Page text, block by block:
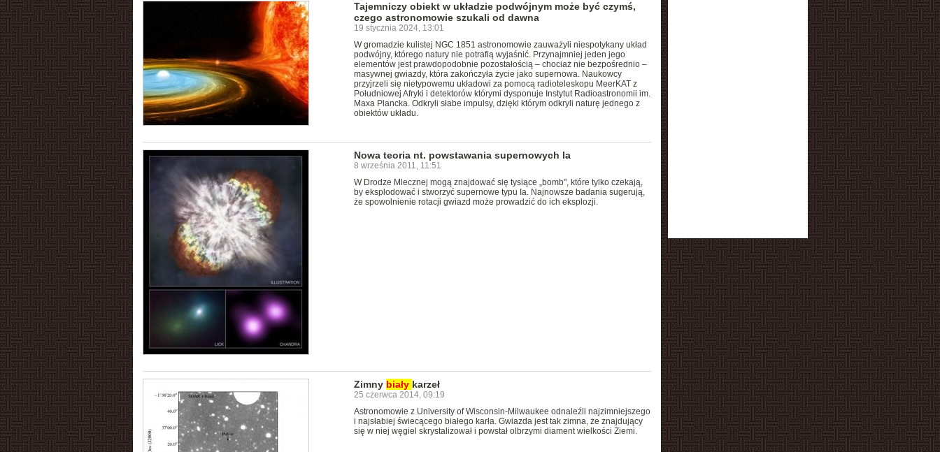
Tajemniczy obiekt w układzie podwójnym może być czymś,
czego astronomowie szukali od dawna
19 stycznia 2024, 13:01
W gromadzie kulistej NGC 1851 astronomowie zauważyli niespotykany układ
podwójny, którego natury nie potrafią wyjaśnić. Przynajmniej jeden jego
elementów jest prawdopodobnie pozostałością – chociaż nie bezpośrednio –
masywnej gwiazdy, która zakończyła życie jako supernowa. Naukowcy
przyjrzeli się nietypowemu układowi za pomocą radioteleskopu MeerKAT z
Południowej Afryki i detektorów którymi dysponuje Instytut Radioastronomii im.
Maxa Plancka. Odkryli słabe impulsy, dzięki którym odkryli naturę jednego z
obiektów układu.
Nowa teoria nt. powstawania supernowych Ia
8 września 2011, 11:51
W Drodze Mlecznej mogą znajdować się tysiące „bomb", które tylko czekają,
by eksplodować i stworzyć supernowe typu Ia. Najnowsze badania sugerują,
że spowolnienie rotacji gwiazd może prowadzić do ich eksplozji.
Zimny biały karzeł
25 czerwca 2014, 09:19
Astronomowie z University of Wisconsin-Milwaukee odnaleźli najzimniejszego
i najsłabiej świecącego białego karła. Gwiazda jest tak zimna, że znajdujący
się w niej węgiel skrystalizował i powstał olbrzymi diament wielkości Ziemi.